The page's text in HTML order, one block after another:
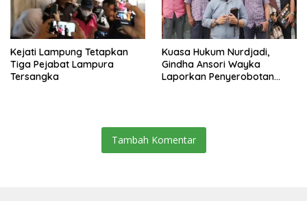
Kejati Lampung Tetapkan
Tiga Pejabat Lampura
Tersangka
Kuasa Hukum Nurdjadi,
Gindha Ansori Wayka
Laporkan Penyerobotan
Tambah Komentar